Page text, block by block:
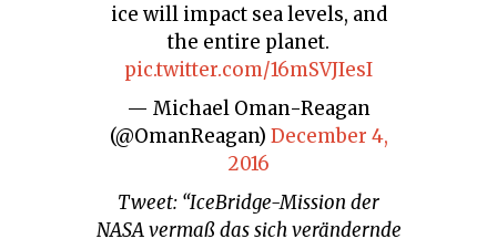
ice will impact sea levels, and
the entire planet.
pic.twitter.com/16mSVJIesI
— Michael Oman-Reagan
(@OmanReagan) December 4,
2016
Tweet: “IceBridge-Mission der
NASA vermaß das sich verändernde